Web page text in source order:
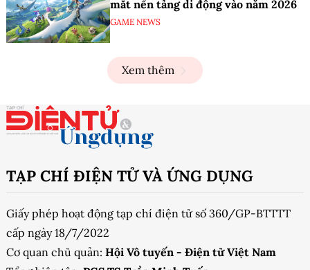
mắt nền tảng di động vào năm 2026
GAME NEWS
Xem thêm
TẠP CHÍ ĐIỆN TỬ VÀ ỨNG DỤNG
Giấy phép hoạt động tạp chí điện tử số 360/GP-BTTTT
cấp ngày 18/7/2022
Cơ quan chủ quản: Hội Vô tuyến - Điện tử Việt Nam